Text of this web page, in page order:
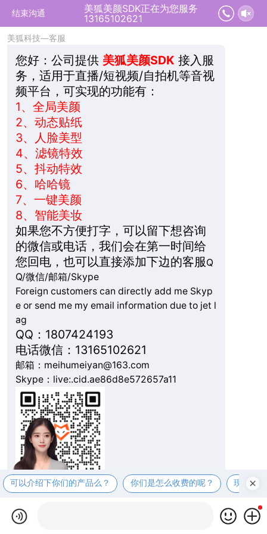
结束沟通
美狐美颜SDK正在为您服务
13165102621
2026-08-09 10:03:54 开始沟通
美狐科技—客服
您好： 公司提供 美狐美颜SDK 接入服
务，适用于直播/短视频/自拍机等音视
频平台，可实现的功能有：
1、 全局美颜
2、 动态贴纸
3、
人脸美型
4、 滤镜特效
5、 抖动特效
6、 哈哈镜
7、 一键美颜
8、 智能美妆
如果您不方便打字，可以留下想咨询
的微信或电话，我们会在第一时间给
您回电，也可以直接添加下边的客服Q
Q/微信/邮箱/Skype
Foreign customers can directly add me Skyp
e or send me my email information due to jet l
ag
QQ：1807424193
电话微信：13165102621
邮箱：meihumeiyan@163.com
Skype：live:.cid.ae86d8e572657a11
可以介绍下你们的产品么？ 你们是怎么收费的呢？ 现在有